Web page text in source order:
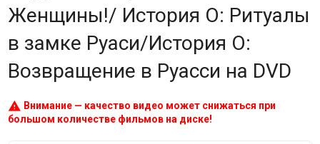
Женщины!/ История О: Ритуалы
в замке Руаси/История О:
Возвращение в Руасси на DVD
warning Внимание — качество видео может снижаться при
большом количестве фильмов на диске!